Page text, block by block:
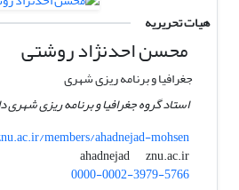
هیات تحریریه
محسن احدنژاد روشتی
جغرافیا و برنامه ریزی شهری
استاد گروه جغرافیا و برنامه ریزی شهری
members/ahadnejad-mohsen
ahadnejad
znu.ac.ir
0000-0002-3979-5766